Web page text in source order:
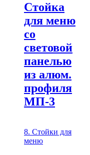
Стойка
для меню
со
световой
панелью
из алюм.
профиля
МП-3
8. Стойки для
меню